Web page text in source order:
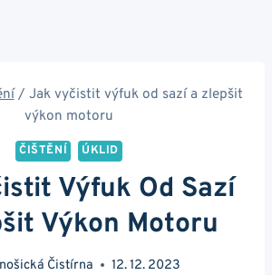
/ Jak vyčistit výfuk od sazí a zlepšit
výkon motoru
ČIŠTĚNÍ ÚKLID
Výfuk Od Sazí
Výkon Motoru
Čistírna 12. 12. 2023